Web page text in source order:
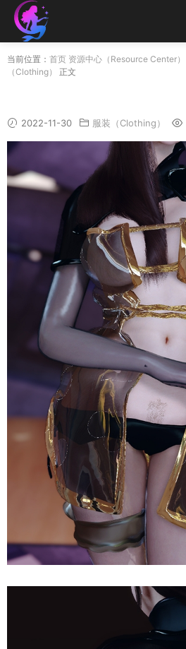
当前位置： 首页 资源中心（Resource Center）
（Clothing）
正文
2022-11-30 服装（Clothing）